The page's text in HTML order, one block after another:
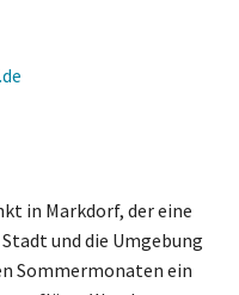
in Markdorf, der eine
und die Umgebung
Sommermonaten ein